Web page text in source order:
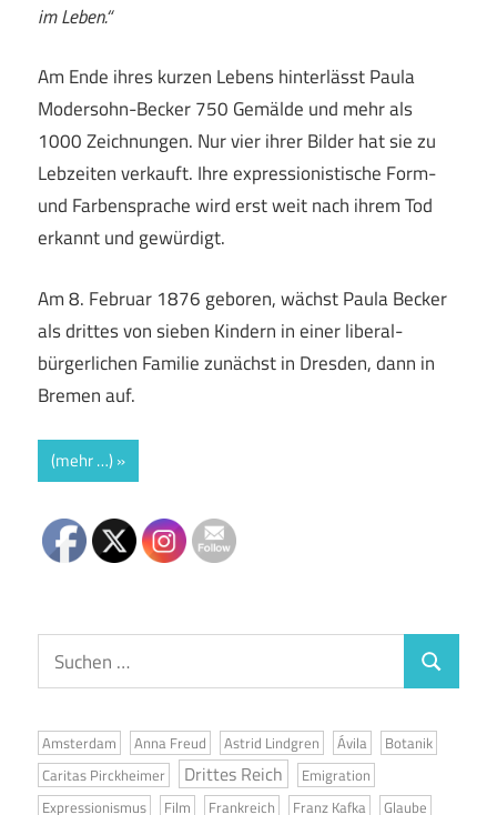
im Leben.“
Am Ende ihres kurzen Lebens hinterlässt Paula
Modersohn-Becker 750 Gemälde und mehr als
1000 Zeichnungen. Nur vier ihrer Bilder hat sie zu
Lebzeiten verkauft. Ihre expressionistische Form-
und Farbensprache wird erst weit nach ihrem Tod
erkannt und gewürdigt.
Am 8. Februar 1876 geboren, wächst Paula Becker
als drittes von sieben Kindern in einer liberal-
bürgerlichen Familie zunächst in Dresden, dann in
Bremen auf.
(mehr …)
Suchen
nach:
Suchen
Amsterdam Anna Freud Astrid Lindgren Ávila
Botanik
Caritas Pirckheimer
Drittes Reich
Emigration
Expressionismus
Film Frankreich Franz Kafka
Glaube